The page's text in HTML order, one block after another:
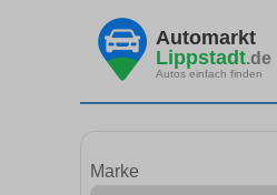
Automarkt
Lippstadt.de
Autos einfach finden
Marke